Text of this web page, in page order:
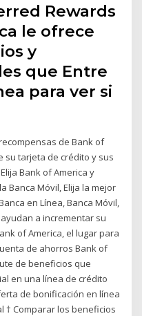
Rewards
le ofrece
y
que Entre
para ver si
de Bank of
su tarjeta de crédito y sus
Bank of America y
Banca Móvil, Elija la mejor
en Línea, Banca Móvil,
a incrementar su
of America, el lugar para
de ahorros Bank of
de beneficios que
en una línea de crédito
de bonificación en línea
† Comparar los beneficios